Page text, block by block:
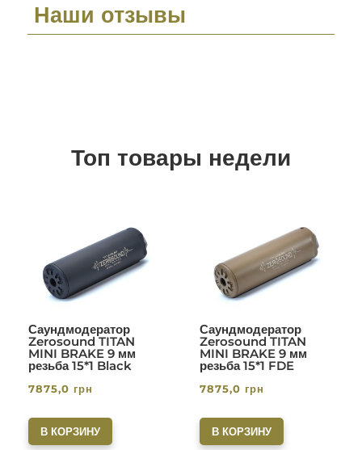
Наши отзывы
Топ товары недели
Саундмодератор
Zerosound TITAN
MINI BRAKE 9 мм
резьба 15*1 Black
7875,0 грн
В КОРЗИНУ
Саундмодератор
Zerosound TITAN
MINI BRAKE 9 мм
резьба 15*1 FDE
7875,0 грн
В КОРЗИНУ